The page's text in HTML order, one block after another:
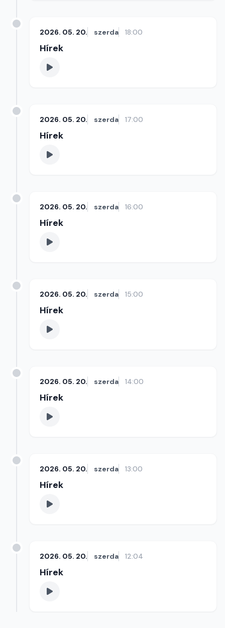
2026. 05. 20. szerda 18:00
Hírek
2026. 05. 20. szerda 17:00
Hírek
2026. 05. 20. szerda 16:00
Hírek
2026. 05. 20. szerda 15:00
Hírek
2026. 05. 20. szerda 14:00
Hírek
2026. 05. 20. szerda 13:00
Hírek
2026. 05. 20. szerda 12:04
Hírek